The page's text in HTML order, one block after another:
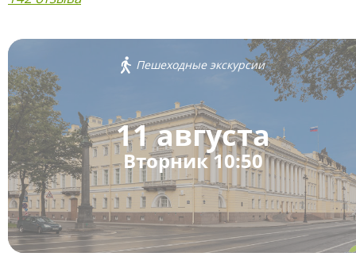
Пешеходные экскурсии
11 августа
Вторник 10:50